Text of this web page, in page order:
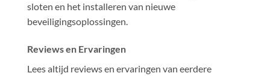
sloten en het installeren van nieuwe
beveiligingsoplossingen.
Reviews en Ervaringen
Lees altijd reviews en ervaringen van eerdere